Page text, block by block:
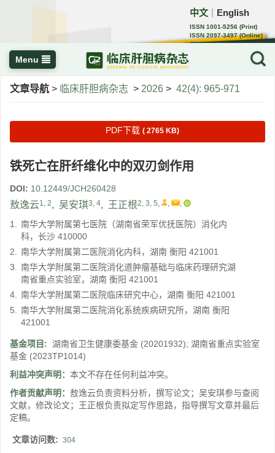
中文 English
ISSN 1001-5256 (Print)
ISSN 2097-3497 (Online)
CN 22-1108/R
Menu
文章导航 > 临床肝胆病杂志 > 2026 > 42(4): 965-971
PDF下载 ( 2765 KB)
铁死亡在肝纤维化中的双刃剑作用
DOI: 10.12449/JCH260428
敖逸云1, 2, 吴安琪3, 4, 王正根2, 3, 5, , ,
1. 南华大学附属第七医院（湖南省荣军优抚医院）消化内
科，长沙 410000
2. 南华大学附属第二医院消化内科，湖南 衡阳 421001
3. 南华大学附属第二医院消化道肿瘤基础与临床药理研究湖
南省重点实验室，湖南 衡阳 421001
4. 南华大学附属第二医院临床研究中心，湖南 衡阳 421001
5. 南华大学附属第二医院消化系统疾病研究所，湖南 衡阳
421001
基金项目: 湖南省卫生健康委基金 (20201932); 湖南省重点实验室
基金 (2023TP1014)
利益冲突声明： 本文不存在任何利益冲突。
作者贡献声明： 敖逸云负责资料分析，撰写论文；吴安琪参与查阅
文献，修改论文；王正根负责拟定写作思路，指导撰写文章并最后
定稿。
文章访问数: 304